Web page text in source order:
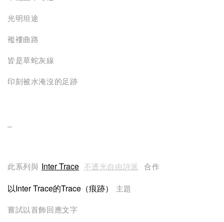
光明坦途
襤褸曲路
皆是草蛇灰線
印刻被水淹沒的足跡
此系列與 Inter Trace 不透光自由詩派 合作
以Inter Trace的Trace（痕跡） 主題
嘗試以首飾回應文字